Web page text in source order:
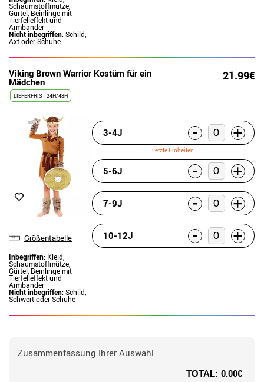
Schaumstoffmütze,
Gürtel, Beinlinge mit
Tierfelleffekt und
Armbänder
Nicht inbegriffen: Schild,
Axt oder Schuhe
Viking Brown Warrior Kostüm für ein
Mädchen 21.99€
LIEFERFRIST 24H/48H
Größentabelle
Inbegriffen: Kleid,
Schaumstoffmütze,
Gürtel, Beinlinge mit
Tierfelleffekt und
Armbänder
Nicht inbegriffen: Schild,
Schwert oder Schuhe
3-4J - +
Letzte Einheiten
5-6J - +
7-9J - +
10-12J - +
Zusammenfassung Ihrer Auswahl
TOTAL: 0.00€